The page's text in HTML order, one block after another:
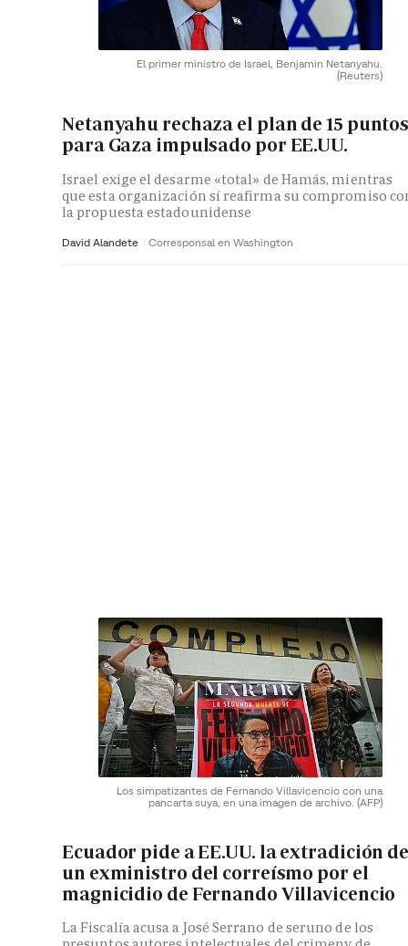
El primer ministro de Israel, Benjamin Netanyahu.
(Reuters)
Netanyahu rechaza el plan de 15
para Gaza impulsado por EE.UU.
Israel exige el desarme «total» de Hamás, mientras
que esta organización sí reafirma su compromiso
la propuesta estadounidense
David Alandete Corresponsal en Washington
Los simpatizantes de Fernando Villavicencio con una
pancarta suya, en una imagen de archivo. (AFP)
Ecuador pide a EE.UU. la extradición
un exministro del correísmo por el
magnicidio de Fernando Villavicencio
La Fiscalía acusa a José Serrano de seruno de los